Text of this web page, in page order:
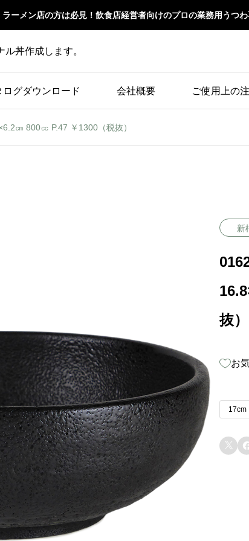
ーメン店の方は必見！飲食店経営者向けのプロの業務用うつわ
丼作成します。
ログダウンロード 会社概要 ご使用上の
㎝ 800㏄ P.47 ￥1300（税抜）
新
抜）
お
17cm
